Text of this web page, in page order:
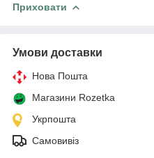
Приховати
Умови доставки
Нова Пошта
Магазини Rozetka
Укрпошта
Самовивіз